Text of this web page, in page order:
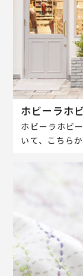
ホビーラホ
ホビーラホビ
いて、こちら